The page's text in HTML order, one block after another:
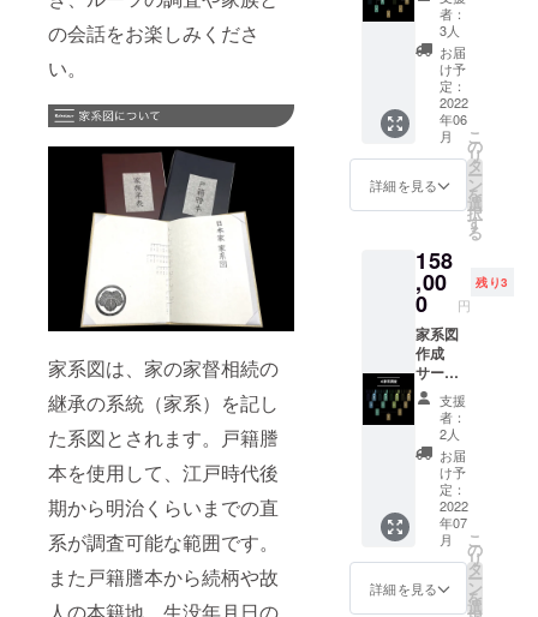
の会話をお楽しみくださ
い。
家系図は、家の家督相続の
継承の系統（家系）を記し
た系図とされます。戸籍謄
本を使用して、江戸時代後
期から明治くらいまでの直
系が調査可能な範囲です。
また戸籍謄本から続柄や故
人の本籍地、生没年月日の
ダー -
桐箱 -
メモリ
アル新
聞（1家
系分）
※ 未成
年者の
方はご
支援い
ただけ
ご了承
くださ
い。
誤って
支援さ
れた場
合ご支
援の
キャン
セル手
続きは
原則で
きかね
ます。
※ 値引
き額
は、販
売予定
価格に
調査プ
ラン[一
般販売
予定価
格：税
128,000
円] ＜商
品内容
＞ - 家
系図 -
ダー -
戸籍謄
本ホル
ダー -
家族年
表 - 家
族年表
ホル
ダー -
桐箱 -
メモリ
アル新
聞（2家
系） ※
未成年
者の方
はご支
援いた
だけま
者：
3人
お届
け予
定：
2022
年06
月
詳細を見る
こ
の
リ
タ
ー
ン
を
選
択
す
る
158
,00
0 円
残り3
家系図
作成
サービ
ス4家系
調査プ
ラン [一
般販売
予定価
格：税
168,000
円] ＜商
品内容
＞ - 家
系図 -
支援
者：
2人
お届
け予
定：
2022
年07
月
詳細を見る
こ
の
リ
タ
ー
ン
を
選